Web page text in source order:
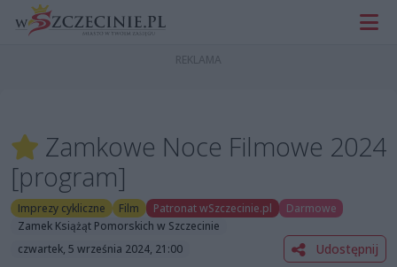
Zamkowe Noce Filmowe 2024
[program]
Imprezy cykliczne Film Patronat wSzczecinie.pl
Darmowe
Zamek Książąt Pomorskich w Szczecinie
czwartek, 5 września 2024, 21:00
Udostępnij